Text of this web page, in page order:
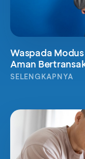
Waspada
Aman
SELENGKAPNYA